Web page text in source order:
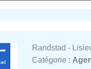
Randstad -
Catégorie :